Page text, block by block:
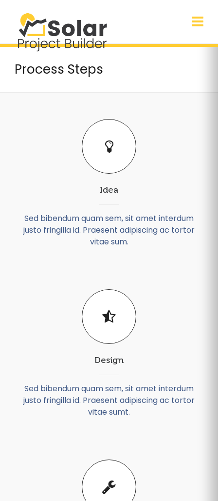
Process Steps
Idea
Sed bibendum quam sem, sit amet interdum
justo fringilla id. Praesent adipiscing ac tortor
vitae sum.
Design
Sed bibendum quam sem, sit amet interdum
justo fringilla id. Praesent adipiscing ac tortor
vitae sumt.